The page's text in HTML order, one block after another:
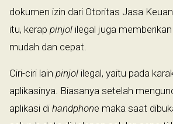
dokumen izin dari Otoritas Jasa
itu, kerap pinjol ilegal juga
mudah dan cepat.
Ciri-ciri lain pinjol ilegal, yaitu pada
aplikasinya. Biasanya setelah
aplikasi di handphone maka saat